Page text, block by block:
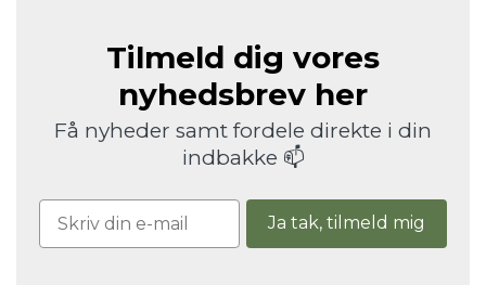
Tilmeld dig vores
nyhedsbrev her
Få nyheder samt fordele direkte i din
indbakke 📫
Ja tak, tilmeld mig